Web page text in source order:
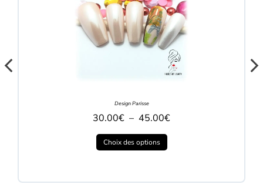
Design Parisse
30.00€ – 45.00€
Choix des options